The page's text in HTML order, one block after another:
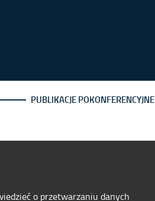
o przetwarzaniu danych
PUBLIKACJE POKONFERENCYJNE